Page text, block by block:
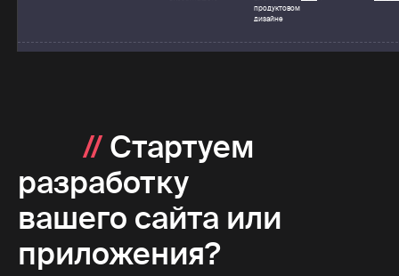
продуктовом
дизайне
// Стартуем
разработку
вашего сайта или
приложения?